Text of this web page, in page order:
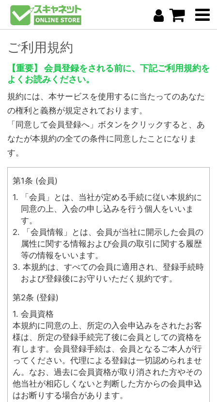
ご利用規約
【重要】 会員登録をされる前に、下記ご利用規約を
よくお読みください。
規約には、本サービスを使用するに当たってのあなた
の権利と義務が規定されております。
「同意して会員登録へ」ボタンをクリックすると、あ
なたが本規約の全ての条件に同意したことになりま
す。
第1条 (会員)
1. 「会員」とは、当社が定める手続に従い本規約に
同意の上、入会の申し込みを行う個人をいいま
す。
2. 「会員情報」とは、会員が当社に開示した会員の
属性に関する情報および会員の取引に関する履歴
等の情報をいいます。
3. 本規約は、すべての会員に適用され、登録手続時
および登録後にお守りいただく規約です。
第2条 (登録)
1. 会員資格
本規約に同意の上、所定の入会申込みをされたお客
様は、所定の登録手続完了後に会員としての資格を
有します。会員登録手続は、会員となるご本人が行
ってください。代理による登録は一切認められませ
ん。なお、過去に会員資格が取り消された方やその
他当社が相応しくないと判断した方からの会員申込
はお断りする場合があります。